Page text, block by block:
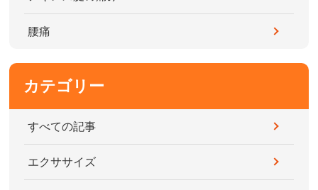
腰痛
カテゴリー
すべての記事
エクササイズ